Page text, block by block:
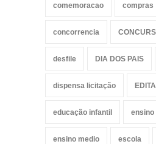
comemoracao compras
concorrencia
desfile DIA DOS PAIS
dispensa licitação
educação infantil ensino
ensino medio escola